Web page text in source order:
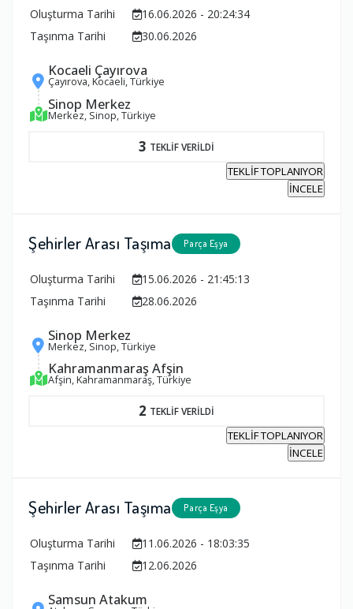
Oluşturma Tarihi
16.06.2026 - 20:24:34
Taşınma Tarihi
30.06.2026
Kocaeli Çayırova
Çayırova, Kocaeli, Türkiye
Sinop Merkez
Merkez, Sinop, Türkiye
3 TEKLİF VERİLDİ
TEKLİF TOPLANIYOR
İNCELE
Şehirler Arası Taşıma Parça Eşya
Oluşturma Tarihi
15.06.2026 - 21:45:13
Taşınma Tarihi
28.06.2026
Sinop Merkez
Merkez, Sinop, Türkiye
Kahramanmaraş Afşin
Afşin, Kahramanmaraş, Türkiye
2 TEKLİF VERİLDİ
TEKLİF TOPLANIYOR
İNCELE
Şehirler Arası Taşıma Parça Eşya
Oluşturma Tarihi
11.06.2026 - 18:03:35
Taşınma Tarihi
12.06.2026
Samsun Atakum